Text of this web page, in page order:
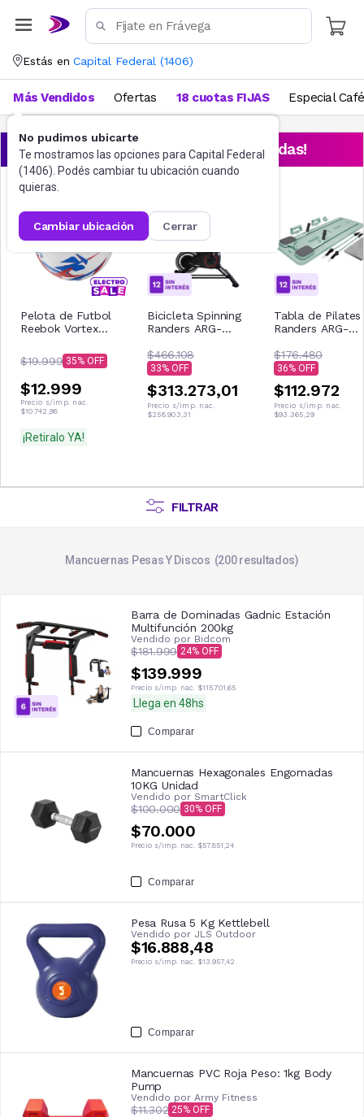
Estás en Capital Federal (1406)
No pudimos ubicarte
Te mostramos las opciones para Capital Federal
(1406). Podés cambiar tu ubicación cuando
quieras.
cambiar ubicación cerrar
Más Vendidos Ofertas 18 cuotas FIJAS Especial Café
¡Aprovechá las ofertas destacadas!
Pelota de Futbol
Reebok Vortex
$19.999 35
$12.999
Precio s/imp. nac.
$10.742,98
¡Retiralo YA!
Bicicleta Spinning
Randers ARG-
$466.108
33
$313.273,01
Precio s/imp. nac.
$258.903,31
Tabla de Pilates
Randers ARG-
$176.480
36
$112.972
Precio s/imp. nac.
$93.365,29
FILTRAR
Mancuernas Pesas Y Discos 200resultados
Barra de Dominadas Gadnic Estación
Multifunción 200kg
Vendido por Bidcom
$181.999 24
$139.999
Precio s/imp. nac. $115.701,65
Llega en 48hs
Comparar
Mancuernas Hexagonales Engomadas
10KG Unidad
Vendido por SmartClick
$100.000 30
$70.000
Precio s/imp. nac. $57.851,24
Comparar
Pesa Rusa 5 Kg Kettlebell
Vendido por JLS Outdoor
$16.888,48
Precio s/imp. nac. $13.957,42
Comparar
Mancuernas PVC Roja Peso: 1kg Body
Pump
Vendido por Army Fitness
$11.302 25